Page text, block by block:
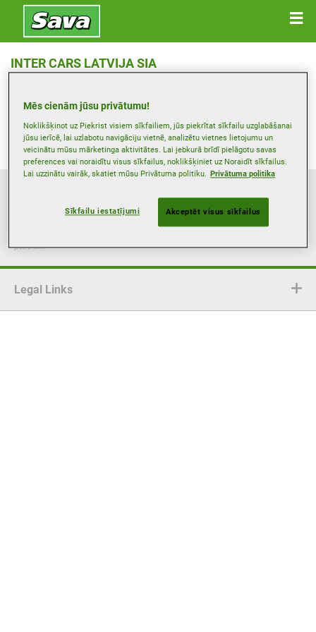
INTER CARS LATVIJA SIA
Saņemt norādes
Informācija nav saistoša, nav izsmeļoša un nerada līgumsaistības, un tā
jāpārbauda kopā ar attiecīgo pārdevēju. Lai arī Goodyear cenšas regulāri
atjaunināt šīs tīmekļa vietnes saturu, faktiskie piedāvājumi un maksājumu
pareiza.
Legal Links
Mēs cienām jūsu privātumu!
Noklikšķinot uz Piekrist visiem sīkfailiem, jūs piekrītat sīkfailu uzglabāšanai
jūsu ierīcē, lai uzlabotu navigāciju vietnē, analizētu vietnes lietojumu un
veicinātu mūsu mārketinga aktivitātes. Lai jebkurā brīdī pielāgotu savas
preferences vai noraidītu visus sīkfailus, noklikšķiniet uz Noraidīt sīkfailus.
Lai uzzinātu vairāk, skatiet mūsu Privātuma politiku. Privātuma politika
Sīkfailu iestatījumi Akceptēt visus sīkfailus